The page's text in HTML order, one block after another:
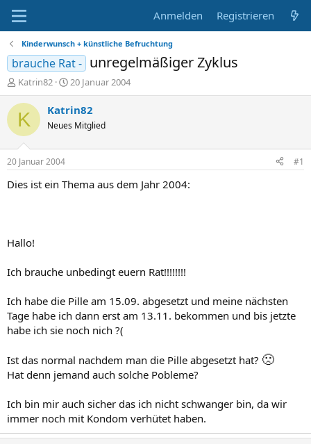
Anmelden Registrieren
Kinderwunsch + künstliche Befruchtung
brauche Rat - unregelmäßiger Zyklus
E
r
s
e
r
Katrin82
E
r
s
e
t
a
20 Januar 2004
K Katrin82
Neues Mitglied
20 Januar 2004 #1
Dies ist ein Thema aus dem Jahr 2004:
Hallo!
Ich brauche unbedingt euern Rat!!!!!!!!
Ich habe die Pille am 15.09. abgesetzt und meine nächsten
Tage habe ich dann erst am 13.11. bekommen und bis jetzte
habe ich sie noch nich ?(
Ist das normal nachdem man die Pille abgesetzt hat? 🙁
Hat denn jemand auch solche Pobleme?
Ich bin mir auch sicher das ich nicht schwanger bin, da wir
immer noch mit Kondom verhütet haben.